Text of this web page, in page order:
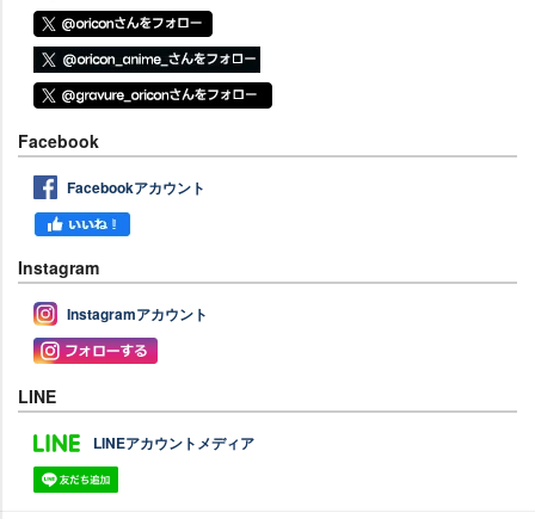
Facebook
Facebookアカウント
Instagram
Instagramアカウント
LINE
LINEアカウントメディア